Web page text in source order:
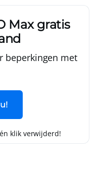
Max gratis
beperkingen met
klik verwijderd!